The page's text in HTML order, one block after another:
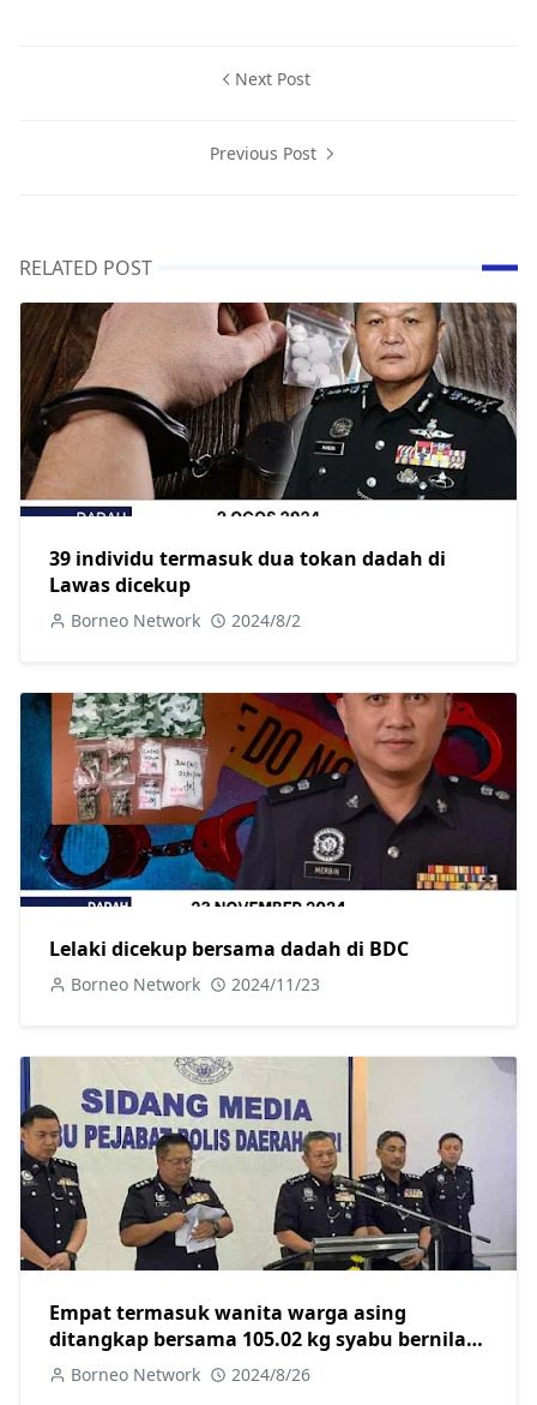
Next Post
Previous Post
RELATED POST
39 individu termasuk dua tokan dadah di
Lawas dicekup
Borneo Network 2024/8/2
Lelaki dicekup bersama dadah di BDC
Borneo Network 2024/11/23
Empat termasuk wanita warga asing
ditangkap bersama 105.02 kg syabu bernilai
lebih RM3 juta
Borneo Network 2024/8/26